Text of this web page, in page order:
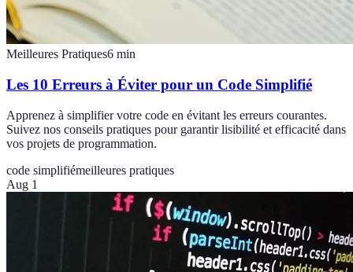
Meilleures Pratiques6 min
Les 10 Erreurs à Éviter pour un Code Simplifié
Apprenez à simplifier votre code en évitant les erreurs courantes.
Suivez nos conseils pratiques pour garantir lisibilité et efficacité dans
vos projets de programmation.
code simplifiémeilleures pratiques
Aug 1